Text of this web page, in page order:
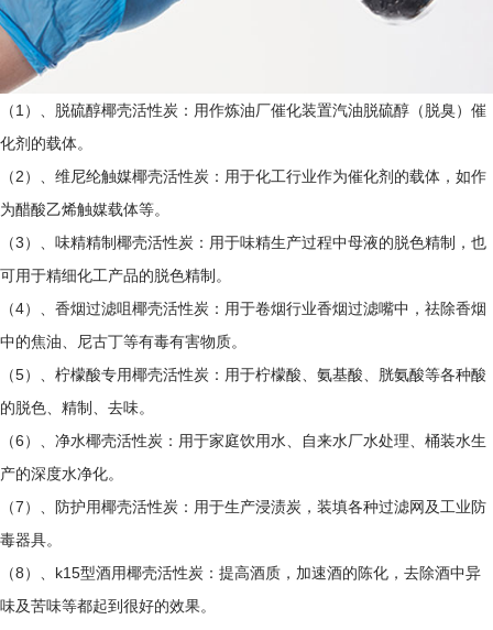
（1）、脱硫醇椰壳活性炭：用作炼油厂催化装置汽油脱硫醇（脱臭）催
化剂的载体。
（2）、维尼纶触媒椰壳活性炭：用于化工行业作为催化剂的载体，如作
为醋酸乙烯触媒载体等。
（3）、味精精制椰壳活性炭：用于味精生产过程中母液的脱色精制，也
可用于精细化工产品的脱色精制。
（4）、香烟过滤咀椰壳活性炭：用于卷烟行业香烟过滤嘴中，祛除香烟
中的焦油、尼古丁等有毒有害物质。
（5）、柠檬酸专用椰壳活性炭：用于柠檬酸、氨基酸、胱氨酸等各种酸
的脱色、精制、去味。
（6）、净水椰壳活性炭：用于家庭饮用水、自来水厂水处理、桶装水生
产的深度水净化。
（7）、防护用椰壳活性炭：用于生产浸渍炭，装填各种过滤网及工业防
毒器具。
（8）、k15型酒用椰壳活性炭：提高酒质，加速酒的陈化，去除酒中异
味及苦味等都起到很好的效果。